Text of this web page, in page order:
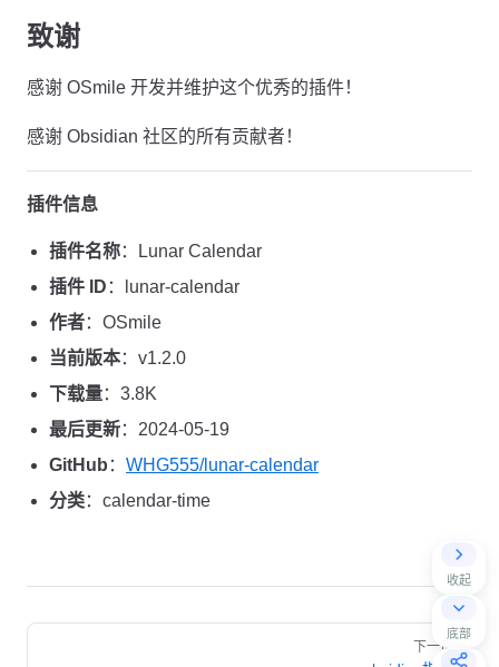
收起
底部
致谢
感谢 OSmile 开发并维护这个优秀的插件！
感谢 Obsidian 社区的所有贡献者！
插件信息
插件名称：Lunar Calendar
插件 ID ：lunar-calendar
作者：OSmile
当前版本：v1.2.0
下载量：3.8K
最后更新：2024-05-19
GitHub ： WHG555/lunar-calendar
分类：calendar-time
Pager
下一页